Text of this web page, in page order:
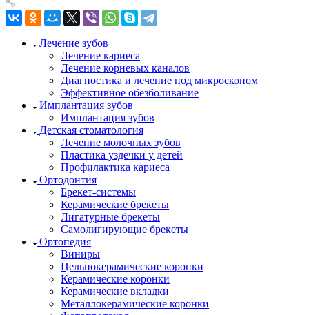
Лечение зубов
Лечение кариеса
Лечение корневых каналов
Диагностика и лечение под микроскопом
Эффективное обезболивание
Имплантация зубов
Имплантация зубов
Детская стоматология
Лечение молочных зубов
Пластика уздечки у детей
Профилактика кариеса
Ортодонтия
Брекет-системы
Керамические брекеты
Лигатурные брекеты
Самолигирующие брекеты
Ортопедия
Виниры
Цельнокерамические коронки
Керамические коронки
Керамические вкладки
Металлокерамические коронки